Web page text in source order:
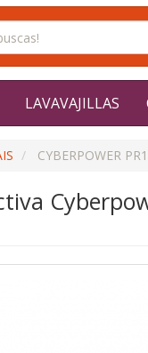
LAVAVAJILLAS
CYBERPOWER